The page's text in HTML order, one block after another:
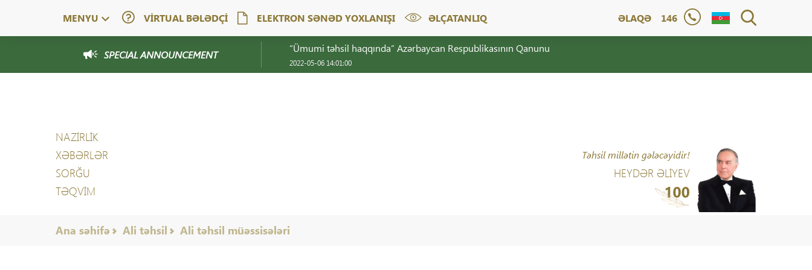
MENYU VIRTUAL BƏLƏDÇI ELEKTRON SƏNƏD YOXLANIŞI ƏLÇATANLIQ ƏLAQƏ 146
SPECIAL ANNOUNCEMENT
“Ümumi təhsil haqqında” Azərbaycan Respublikasının Qanunu
2022-05-06 14:01:00
NAZİRLİK
XƏBƏRLƏR
SORĞU
TƏQVIM
Təhsil millətin gələcəyidir!
HEYDƏR ƏLİYEV
Ana səhifə Ali təhsil Ali təhsil müəssisələri